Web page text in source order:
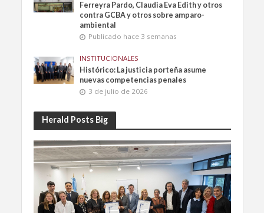
Ferreyra Pardo, Claudia Eva Edith y otros
contra GCBA y otros sobre amparo-
ambiental
Publicado hace 3 semanas
INSTITUCIONALES
Histórico: La justicia porteña asume
nuevas competencias penales
3 de julio de 2026
Herald Posts Big